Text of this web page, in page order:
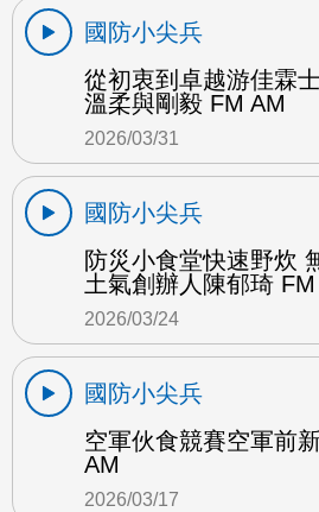
國防小尖兵
從初衷到卓越游佳霖
溫柔與剛毅 FM AM
2026/03/31
國防小尖兵
防災小食堂快速野炊
土氣創辦人陳郁琦 FM
2026/03/24
國防小尖兵
空軍伙食競賽空軍前
AM
2026/03/17